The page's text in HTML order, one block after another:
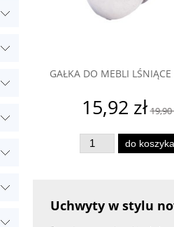
GAŁKA DO MEBLI LŚNIĄCE
15,92 zł 19,90
do koszyka
Uchwyty w stylu